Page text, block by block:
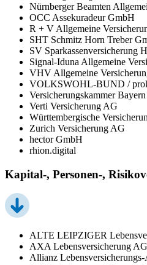
Nürnberger Beamten
OCC Assekuradeur GmbH
R + V Allgemeine
SHT Schmitz Horn Treber
SV Sparkassenversicherung
Signal-Iduna Allgemeine
VHV Allgemeine
VOLKSWOHL-BUND /
Versicherungskammer Bayern
Verti Versicherung AG
Württembergische
Zurich Versicherung AG
hector GmbH
rhion.digital
Kapital-, Personen-,
ALTE LEIPZIGER
AXA Lebensversicherung AG
Allianz